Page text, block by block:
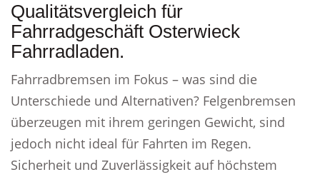
Qualitätsvergleich für
Fahrradgeschäft Osterwieck
Fahrradladen.
Fahrradbremsen im Fokus – was sind die
Unterschiede und Alternativen? Felgenbremsen
überzeugen mit ihrem geringen Gewicht, sind
jedoch nicht ideal für Fahrten im Regen.
Sicherheit und Zuverlässigkeit auf höchstem